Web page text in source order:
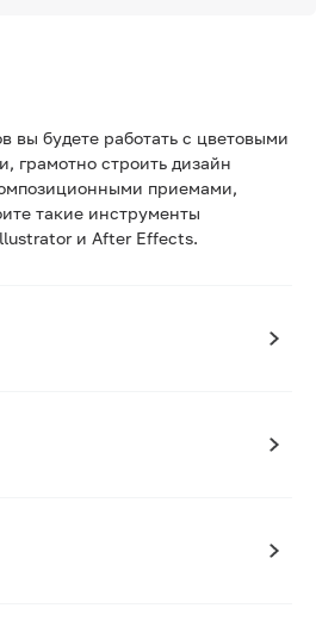
вы будете работать с цветовыми
грамотно строить дизайн
приемами,
такие инструменты
и After Effects.